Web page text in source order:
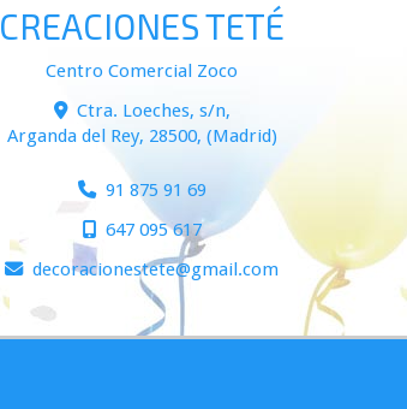
CREACIONES TETÉ
Centro Comercial Zoco
Ctra. Loeches, s/n,
Arganda del Rey, 28500, (Madrid)
91 875 91 69
647 095 617
decoracionestete
gmail.com